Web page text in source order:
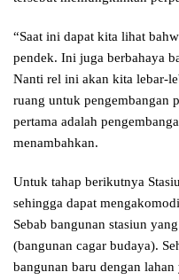
“Saat ini dapat kita lihat
pendek. Ini juga berbahaya
Nanti rel ini akan kita lebar-
ruang untuk pengembangan
pertama adalah
menambahkan.
Untuk tahap berikutnya
sehingga dapat
Sebab bangunan stasiun
(bangunan cagar budaya).
bangunan baru dengan